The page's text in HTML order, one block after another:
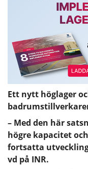
Ett nytt höglager
– Med den här
högre kapacitet
fortsatta
vd på INR.